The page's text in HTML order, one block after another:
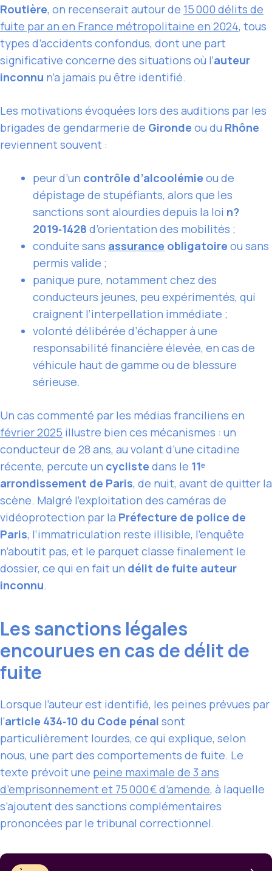
Routière, on recenserait autour de 15 000 délits de
fuite par an en France métropolitaine en 2024, tous
types d’accidents confondus, dont une part
significative concerne des situations où l’auteur
inconnu n’a jamais pu être identifié.
Les motivations évoquées lors des auditions par les
brigades de gendarmerie de Gironde ou du Rhône
reviennent souvent :
peur d’un contrôle d’alcoolémie ou de
dépistage de stupéfiants, alors que les
sanctions sont alourdies depuis la loi n?
2019‑1428 d’orientation des mobilités ;
conduite sans assurance obligatoire ou sans
permis valide ;
panique pure, notamment chez des
conducteurs jeunes, peu expérimentés, qui
craignent l’interpellation immédiate ;
volonté délibérée d’échapper à une
responsabilité financière élevée, en cas de
véhicule haut de gamme ou de blessure
sérieuse.
Un cas commenté par les médias franciliens en
février 2025 illustre bien ces mécanismes : un
conducteur de 28 ans, au volant d’une citadine
récente, percute un cycliste dans le 11ᵉ
arrondissement de Paris, de nuit, avant de quitter la
scène. Malgré l’exploitation des caméras de
vidéoprotection par la Préfecture de police de
Paris, l’immatriculation reste illisible, l’enquête
n’aboutit pas, et le parquet classe finalement le
dossier, ce qui en fait un délit de fuite auteur
inconnu.
Les sanctions légales
encourues en cas de délit de
fuite
Lorsque l’auteur est identifié, les peines prévues par
l’article 434‑10 du Code pénal sont
particulièrement lourdes, ce qui explique, selon
nous, une part des comportements de fuite. Le
texte prévoit une peine maximale de 3 ans
d’emprisonnement et 75 000 € d’amende, à laquelle
s’ajoutent des sanctions complémentaires
prononcées par le tribunal correctionnel.